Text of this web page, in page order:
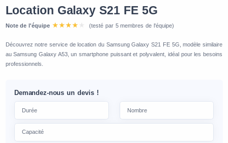
Location Galaxy S21 FE 5G
Note de l'équipe (testé par 5 membres de l'équipe)
Découvrez notre service de location du Samsung Galaxy S21 FE 5G, modèle similaire
au Samsung Galaxy A53, un smartphone puissant et polyvalent, idéal pour les besoins
professionnels.
Demandez-nous un devis !